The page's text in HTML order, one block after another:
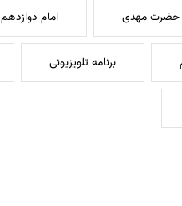
حضرت مهدی امام دوازدهم
برنامه تلویزیونی